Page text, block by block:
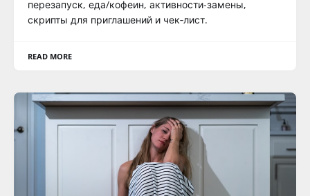
перезапуск, еда/кофеин, активности-замены,
скрипты для приглашений и чек‑лист.
READ MORE